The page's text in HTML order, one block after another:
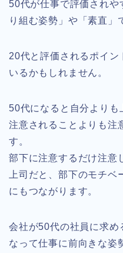
50代が仕事で評価されや
り組む姿勢」や「素直」
20代と評価されるポイン
いるかもしれません。
50代になると自分よりも
注意されることよりも注
す。
部下に注意するだけ注意
上司だと、部下のモチ
にもつながります。
会社が50代の社員に求め
なって仕事に前向きな姿